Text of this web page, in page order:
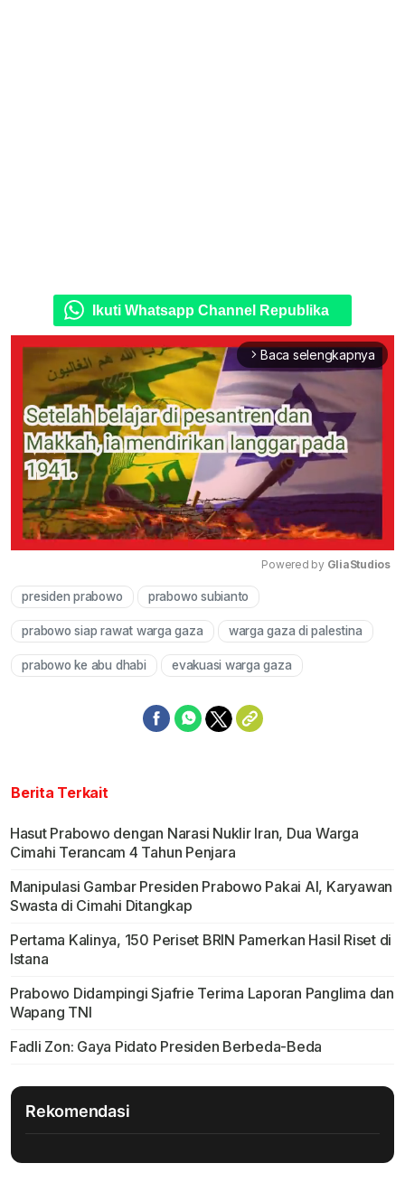
Ikuti Whatsapp Channel Republika
arrow_forward_ios Baca selengkapnya
Powered by GliaStudios
presiden prabowo prabowo subianto
prabowo siap rawat warga gaza warga gaza di palestina
prabowo ke abu dhabi evakuasi warga gaza
Berita Terkait
Hasut Prabowo dengan Narasi Nuklir Iran, Dua Warga
Cimahi Terancam 4 Tahun Penjara
Manipulasi Gambar Presiden Prabowo Pakai AI, Karyawan
Swasta di Cimahi Ditangkap
Pertama Kalinya, 150 Periset BRIN Pamerkan Hasil Riset di
Istana
Prabowo Didampingi Sjafrie Terima Laporan Panglima dan
Wapang TNI
Fadli Zon: Gaya Pidato Presiden Berbeda-Beda
Rekomendasi